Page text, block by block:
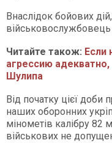
Внаслідок бойових
Читайте також: Если
агрессию
Шулипа
Від початку цієї доби
наших оборонних
мінометів калібру 82
військових не